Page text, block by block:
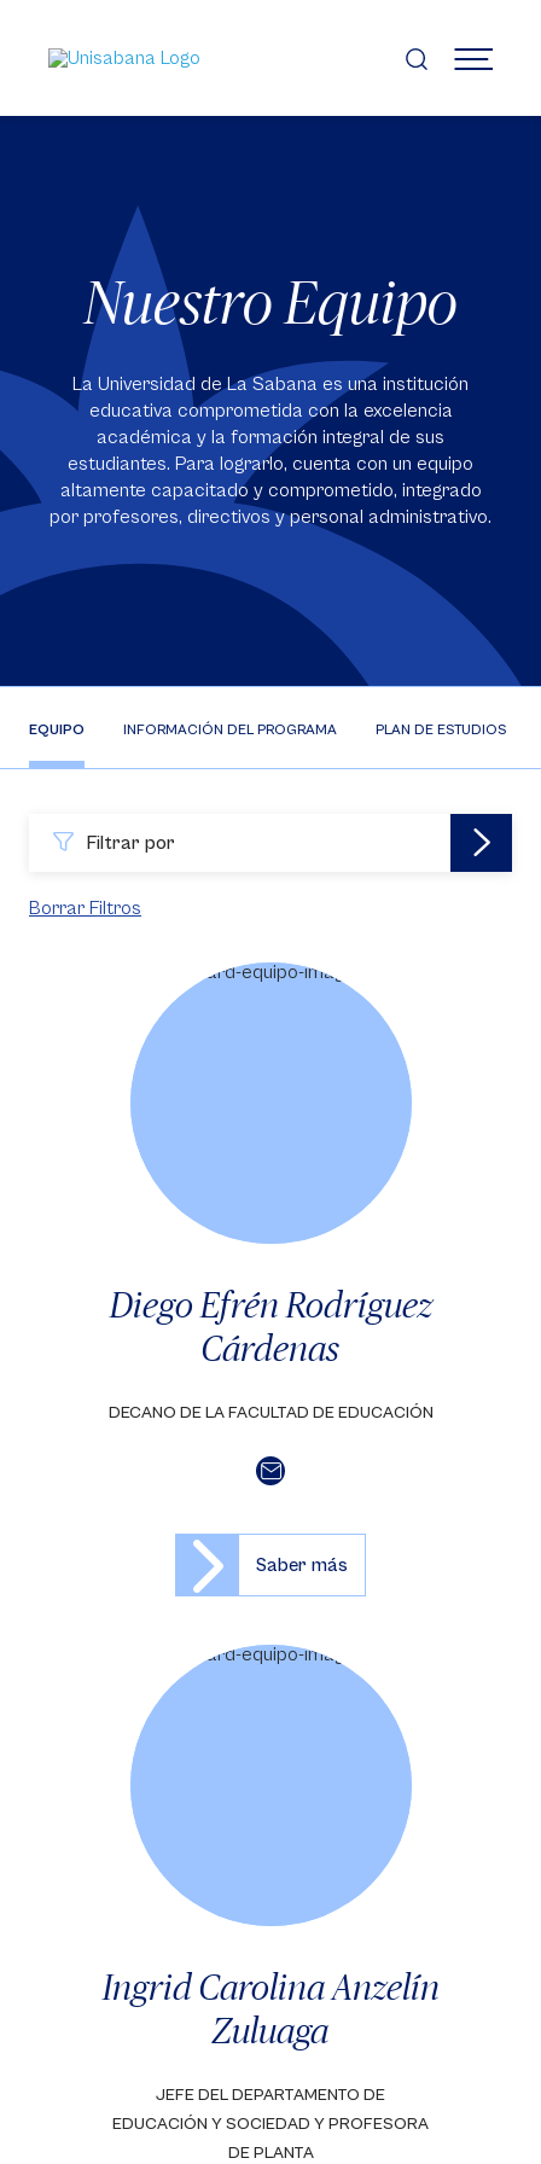
contenido
principal
MENÚ
Nuestro Equipo
La Universidad de La Sabana es una institución
educativa comprometida con la excelencia
académica y la formación integral de sus
estudiantes. Para lograrlo, cuenta con un equipo
altamente capacitado y comprometido, integrado
por profesores, directivos y personal administrativo.
EQUIPO INFORMACIÓN DEL PROGRAMA PLAN DE ESTUDIOS
Filtrar por
Borrar Filtros
Diego Efrén Rodríguez
Cárdenas
DECANO DE LA FACULTAD DE EDUCACIÓN
Saber más
Ingrid Carolina Anzelín
Zuluaga
JEFE DEL DEPARTAMENTO DE
EDUCACIÓN Y SOCIEDAD Y PROFESORA
DE PLANTA